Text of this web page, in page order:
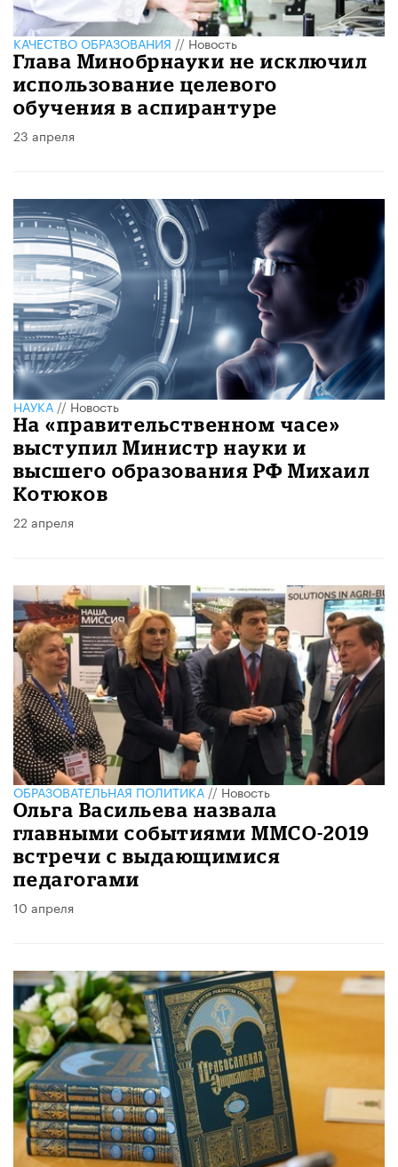
КАЧЕСТВО ОБРАЗОВАНИЯ//Новость
Глава Минобрнауки не исключил
использование целевого
обучения в аспирантуре
23 апреля
НАУКА//Новость
На «правительственном часе»
выступил Министр науки и
высшего образования РФ Михаил
Котюков
22 апреля
ОБРАЗОВАТЕЛЬНАЯ ПОЛИТИКА//Новость
Ольга Васильева назвала
главными событиями ММСО-2019
встречи с выдающимися
педагогами
10 апреля